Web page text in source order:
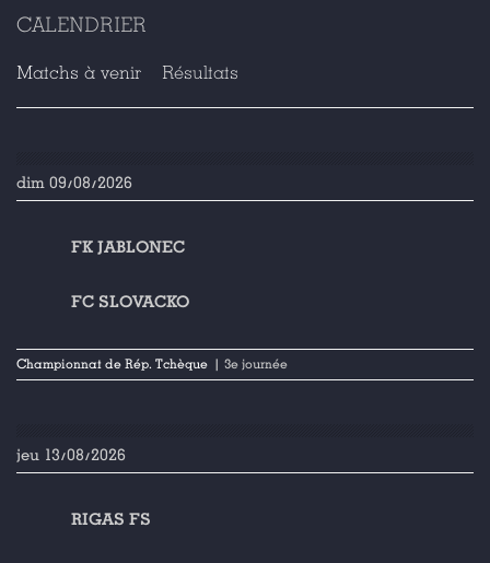
CALENDRIER
Matchs à venir Résultats
dim 09/08/2026
FK JABLONEC
FC SLOVACKO
Championnat de Rép. Tchèque | 3e journée
jeu 13/08/2026
RIGAS FS